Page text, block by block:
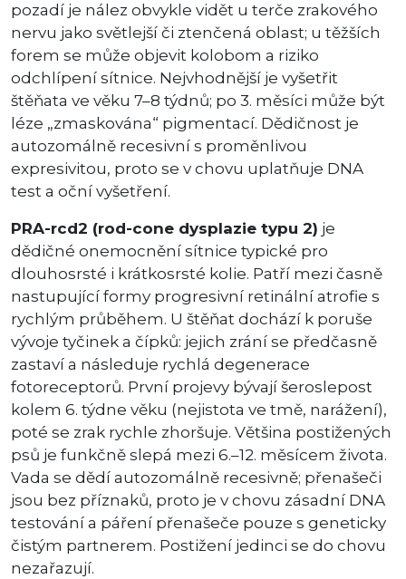
pozadí je nález obvykle vidět u terče zrakového
nervu jako světlejší či ztenčená oblast; u těžších
forem se může objevit kolobom a riziko
odchlípení sítnice. Nejvhodnější je vyšetřit
štěňata ve věku 7–8 týdnů; po 3. měsíci může být
léze „zmaskována“ pigmentací. Dědičnost je
autozomálně recesivní s proměnlivou
expresivitou, proto se v chovu uplatňuje DNA
test a oční vyšetření.
PRA-rcd2 (rod-cone dysplazie typu 2) je
dědičné onemocnění sítnice typické pro
dlouhosrsté i krátkosrsté kolie. Patří mezi časně
nastupující formy progresivní retinální atrofie s
rychlým průběhem. U štěňat dochází k poruše
vývoje tyčinek a čípků: jejich zrání se předčasně
zastaví a následuje rychlá degenerace
fotoreceptorů. První projevy bývají šeroslepost
kolem 6. týdne věku (nejistota ve tmě, narážení),
poté se zrak rychle zhoršuje. Většina postižených
psů je funkčně slepá mezi 6.–12. měsícem života.
Vada se dědí autozomálně recesivně; přenašeči
jsou bez příznaků, proto je v chovu zásadní DNA
testování a páření přenašeče pouze s geneticky
čistým partnerem. Postižení jedinci se do chovu
nezařazují.